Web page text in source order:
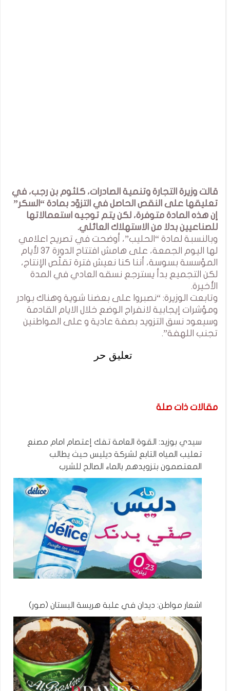
قالت وزيرة التجارة وتنمية الصادرات، كلثوم بن رجب، في
تعليقها على النقص الحاصل في التزوّد بمادة “السكر”
إن هذه المادة متوفرة، لكن يتم توجيه استعمالاتها
للصناعيين بدلا من الاستهلاك العائلي.
وبالنسبة لمادة “الحليب”، أوضحت في تصريح اعلامي
لها اليوم الجمعة، على هامش افتتاح الدورة 37 لأيام
المؤسسة بسوسة، أننا كنا نعيش فترة تقلّص الإنتاج،
لكن التجميع بدأ يسترجع نسقه العادي في المدة
الأخيرة.
وتابعت الوزيرة: “نصبروا على بعضنا شوية وهناك بوادر
ومؤشرات إيجابية لانفراج الوضع خلال الايام القادمة
وسيعود نسق التزويد بصفة عادية و على المواطنين
تجنب اللهفة”.
تعليق حر
مقالات ذات صلة
سيدي بوزيد: القوة العامة تفك إعتصام امام مصنع
تعليب المياه التابع لشركة ديليس حيث يطالب
المعتصمون بتزويدهم بالماء الصالح للشرب
اشعار مواطن: ديدان في علبة هريسة البستان (صور)